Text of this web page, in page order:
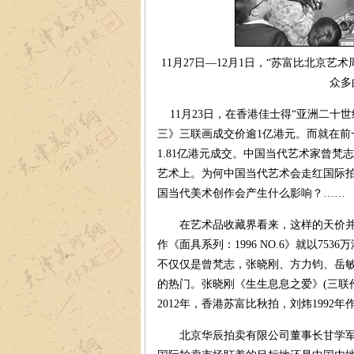
11月27日—12月1日，“苏富比北京艺
众
11月23日，在香港佳士得“亚洲二十
三》三联画成交价逾1亿港元。而就在
1.81亿港元成交。中国当代艺术家曾梵
艺术上。为何中国当代艺术会走红国际
国当代美术创作会产生什么影响？……
在艺术品收藏界看来，这样的天价并
作《面具系列：1996 NO.6》就以7536
不仅仅是曾梵志，张晓刚、方力钧、岳
的热门。张晓刚《生生息息之爱》(三联
2012年，香港苏富比秋拍，刘炜1992年
北京华辰拍卖有限公司董事长甘学军